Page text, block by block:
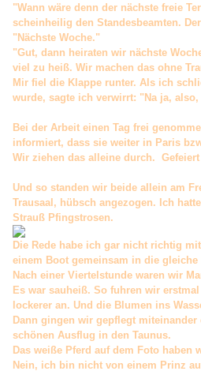
"Wann wäre denn der nächste freie
scheinheilig den Standesbeamten.
"Nächste Woche."
"Gut, dann heiraten wir nächste
viel zu heiß. Wir machen das ohne
Mir fiel die Klappe runter. Als ich
wurde, sagte ich verwirrt: "Na ja,
Bei der Arbeit einen Tag frei
informiert, dass sie weiter in Paris
Wir ziehen das alleine durch.
Und so standen wir beide allein am
Trausaal, hübsch angezogen. Ich
Strauß Pfingstrosen.
Die Rede habe ich gar nicht richtig
einem Boot gemeinsam in die
Nach einer Viertelstunde waren wir
Es war sauheiß. So fuhren wir
lockerer an. Und die Blumen ins
Dann gingen wir gepflegt miteinander
schönen Ausflug in den Taunus.
Das weiße Pferd auf dem Foto haben
Nein, ich bin nicht von einem Prinz